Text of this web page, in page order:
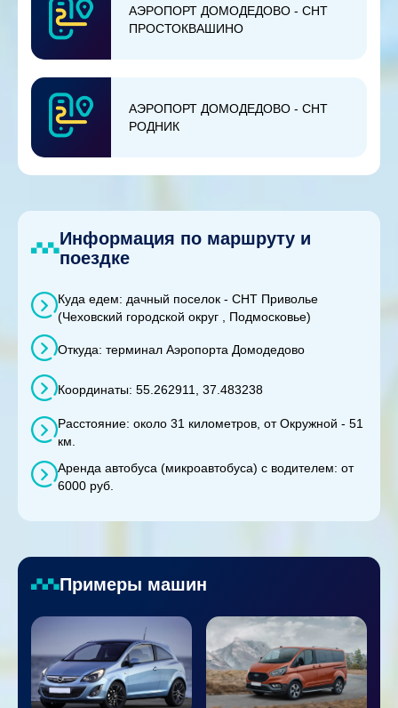
АЭРОПОРТ ДОМОДЕДОВО - СНТ
ПРОСТОКВАШИНО
АЭРОПОРТ ДОМОДЕДОВО - СНТ
РОДНИК
Информация по маршруту и
поездке
Куда едем: дачный поселок - СНТ Приволье
(Чеховский городской округ , Подмосковье)
Откуда: терминал Аэропорта Домодедово
Координаты: 55.262911, 37.483238
Расстояние: около 31 километров, от Окружной - 51
км.
Аренда автобуса (микроавтобуса) с водителем: от
6000 руб.
Примеры машин